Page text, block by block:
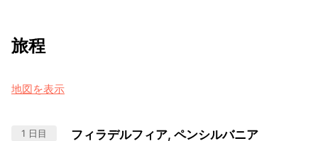
旅程
地図を表示
1 日目 フィラデルフィア, ペンシルバニア